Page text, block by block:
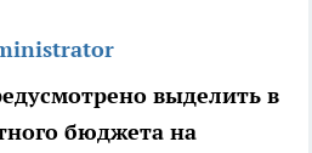
выделить в
бюджета на